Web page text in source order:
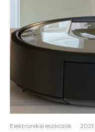
Elektronikai eszközök ·